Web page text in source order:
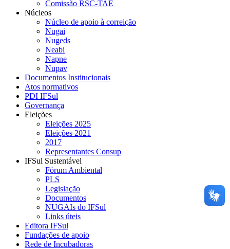
Comissão RSC-TAE
Núcleos
Núcleo de apoio à correição
Nugai
Nugeds
Neabi
Napne
Nupav
Documentos Institucionais
Atos normativos
PDI IFSul
Governança
Eleições
Eleições 2025
Eleições 2021
2017
Representantes Consup
IFSul Sustentável
Fórum Ambiental
PLS
Legislação
Documentos
NUGAIs do IFSul
Links úteis
Editora IFSul
Fundações de apoio
Rede de Incubadoras